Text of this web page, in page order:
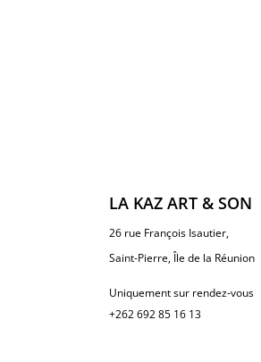
LA KAZ ART & SON
26 rue François Isautier,
Saint-Pierre, Île de la Réunion
Uniquement sur rendez-vous
+262 692 85 16 13